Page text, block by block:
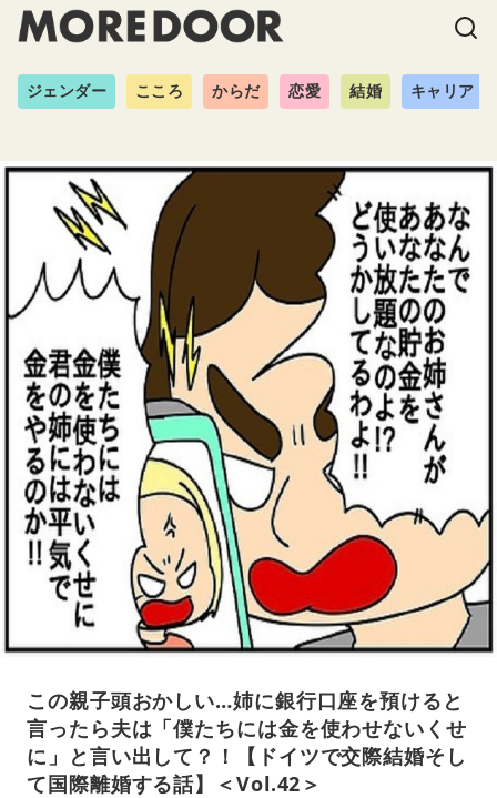
ジェンダー こころ からだ 恋愛 結婚 キャリア
この親子頭おかしい…姉に銀行口座を預けると
言ったら夫は「僕たちには金を使わせないくせ
に」と言い出して？！【ドイツで交際結婚そし
て国際離婚する話】＜Vol.42＞